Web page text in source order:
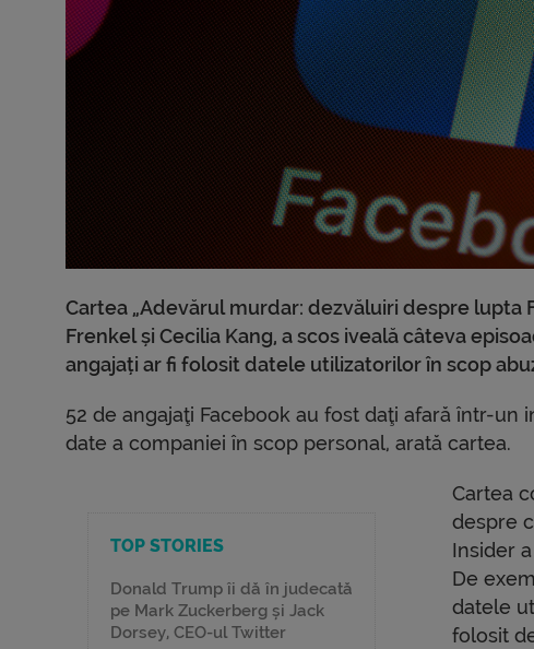
Cartea „Adevărul murdar: dezvăluiri despre lupta
Frenkel și Cecilia Kang, a scos iveală câteva
angajați ar fi folosit datele utilizatorilor în scop
52 de angajaţi Facebook au fost daţi afară într-
date a companiei în scop personal, arată cartea.
TOP STORIES
Donald Trump îi dă în judecată
pe Mark Zuckerberg și Jack
Dorsey, CEO-ul Twitter
Cartea
despre
Insider
De
datele
folosit